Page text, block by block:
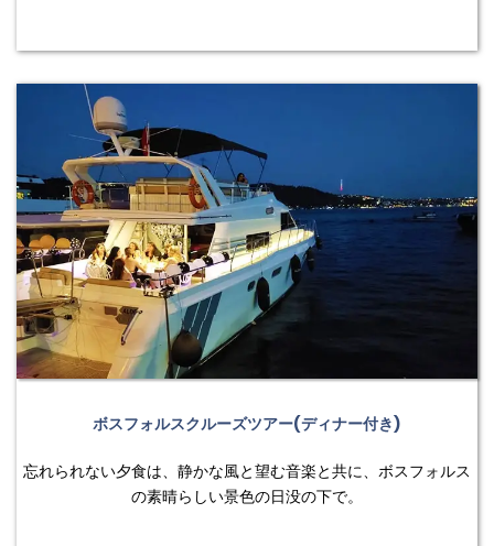
ボスフォルスクルーズツアー(ディナー付き)
忘れられない夕食は、静かな風と望む音楽と共に、ボスフォルス
の素晴らしい景色の日没の下で。